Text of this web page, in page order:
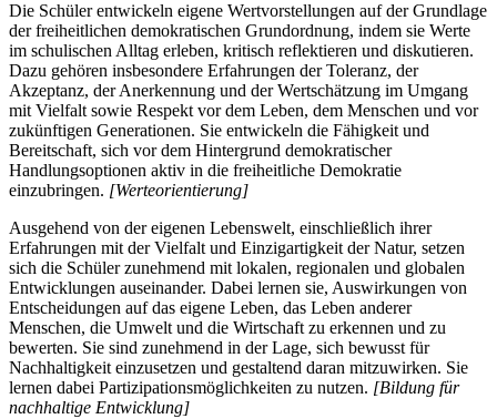
Die Schüler entwickeln eigene Wertvorstellungen auf der Grundlage
der freiheitlichen demokratischen Grundordnung, indem sie Werte
im schulischen Alltag erleben, kritisch reflektieren und diskutieren.
Dazu gehören insbesondere Erfahrungen der Toleranz, der
Akzeptanz, der Anerkennung und der Wertschätzung im Umgang
mit Vielfalt sowie Respekt vor dem Leben, dem Menschen und vor
zukünftigen Generationen. Sie entwickeln die Fähigkeit und
Bereitschaft, sich vor dem Hintergrund demokratischer
Handlungsoptionen aktiv in die freiheitliche Demokratie
einzubringen. [Werteorientierung]
Ausgehend von der eigenen Lebenswelt, einschließlich ihrer
Erfahrungen mit der Vielfalt und Einzigartigkeit der Natur, setzen
sich die Schüler zunehmend mit lokalen, regionalen und globalen
Entwicklungen auseinander. Dabei lernen sie, Auswirkungen von
Entscheidungen auf das eigene Leben, das Leben anderer
Menschen, die Umwelt und die Wirtschaft zu erkennen und zu
bewerten. Sie sind zunehmend in der Lage, sich bewusst für
Nachhaltigkeit einzusetzen und gestaltend daran mitzuwirken. Sie
lernen dabei Partizipationsmöglichkeiten zu nutzen. [Bildung für
nachhaltige Entwicklung]